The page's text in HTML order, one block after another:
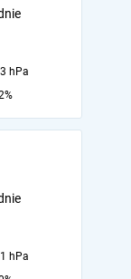
hPa
hPa